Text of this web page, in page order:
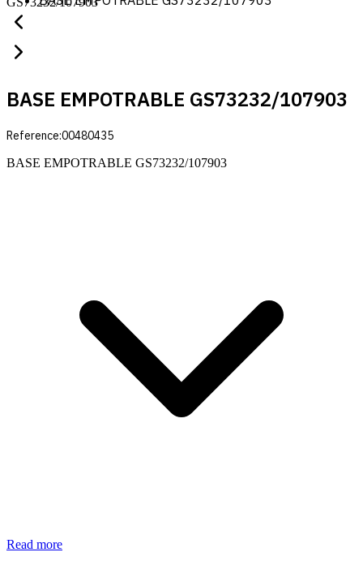
BASE EMPOTRABLE GS73232/107903
Reference:00480435
BASE EMPOTRABLE GS73232/107903
Read more